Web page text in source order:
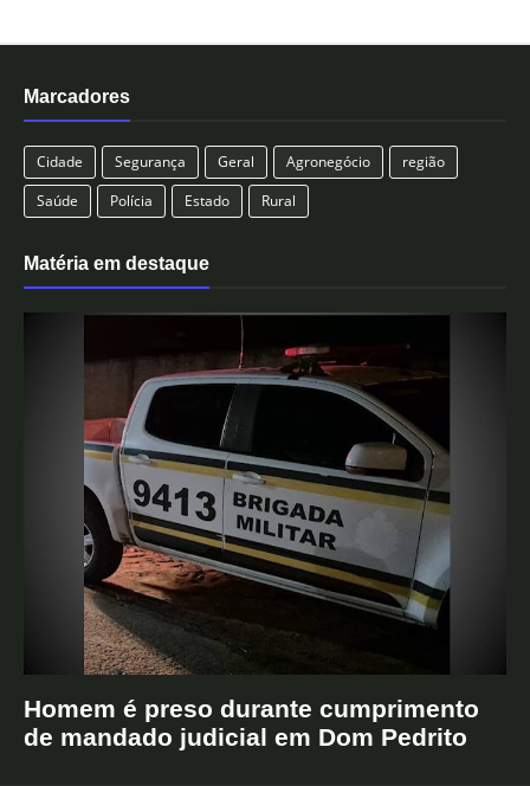
Marcadores
Cidade Segurança Geral Agronegócio
região
Saúde
Polícia Estado Rural
Matéria em destaque
Homem é preso durante cumprimento
de mandado judicial em Dom Pedrito